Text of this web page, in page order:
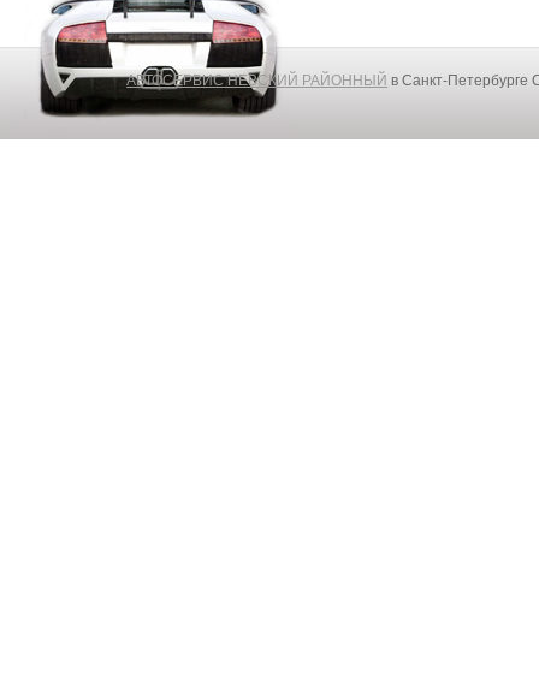
АВТОСЕРВИС НЕВСКИЙ РАЙОННЫЙ в Санкт-Петербурге